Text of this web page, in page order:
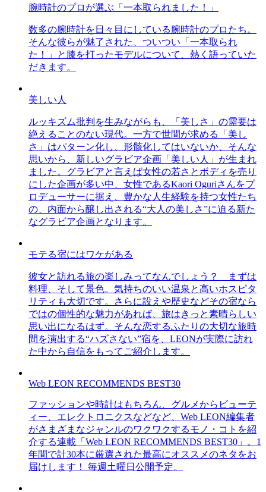
腕時計のプロが選ぶ「一本取られました！」
数多の腕時計を日々目にしている腕時計のプロたち。
そんな彼らが魅了された、ついつい「一本取られ
た！」と膝を打ったモデルについて、熱く語っていた
だきます。
美しい人
ルッキズム批判を生みながらも、「美しさ」の需要は
絶えることのない現代。一方で世間が求める「美し
さ」はパターン化し、形骸化してはいないか、そんな
思いから、新しいグラビア企画「美しい人」が生まれ
ました。グラビアと言えば女性の若さとボディを売り
にした企画が多い中、女性であるKaori Oguriさんをプ
ロデューサーに据え、豊かな人生経験を持つ女性たち
の、内面から醸し出される“大人の美しさ”に迫る新た
なグラビア企画となります。
モテる宿にはワケがある
彼女と訪れる旅の楽しみってなんでしょう？ まずは
料理、そして景色。気持ちのいい温泉と高いホスピタ
リティも大切です。さらに設えや歴史などその宿なら
ではの個性的な魅力があれば、旅はきっと素晴らしい
思い出になるはず。そんな恋するふたりの大切な旅時
間を演出する“ハズさない”宿を、LEONが実際に訪れ
た中から自信をもってご紹介します。
Web LEON RECOMMENDS BEST30
ファッションや時計はもちろん、グルメからビューテ
ィー、エレクトロニクスなどなど、Web LEON編集者
がさまざまなジャンルのワクワクするモノ・コトを紹
介する連載「Web LEON RECOMMENDS BEST30」。1
年間で計30本に厳選された最高にオススメのネタをお
届けします！ 毎週土曜日公開予定。